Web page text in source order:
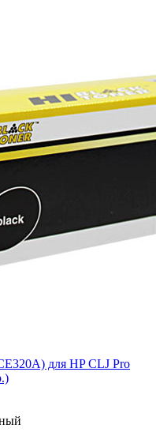
для HP CLJ Pro